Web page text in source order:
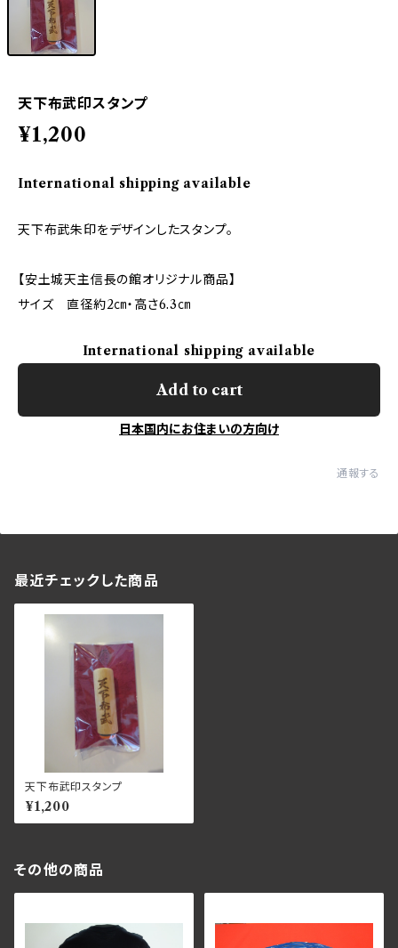
天下布武印スタンプ
¥1,200
International shipping available
天下布武朱印をデザインしたスタンプ。
【安土城天主信長の館オリジナル商品】
サイズ 直径約2㎝・高さ6.3㎝
International shipping available
Add to cart
日本国内にお住まいの方向け
通報する
最近チェックした商品
天下布武印スタンプ
¥1,200
その他の商品